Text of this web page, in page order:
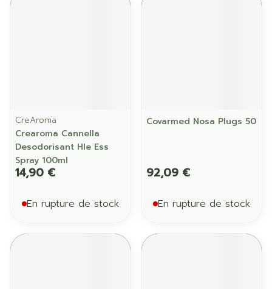
CreAroma
Crearoma Cannella
Desodorisant Hle Ess
Spray 100ml
14,90 €
En rupture de stock
Covarmed Nosa Plugs 50
92,09 €
En rupture de stock